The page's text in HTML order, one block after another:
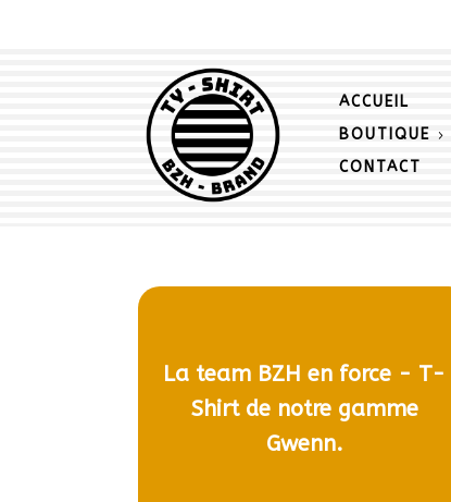
ACCUEIL
BOUTIQUE
CONTACT
La team BZH en force - T-
Shirt de notre gamme
Gwenn.